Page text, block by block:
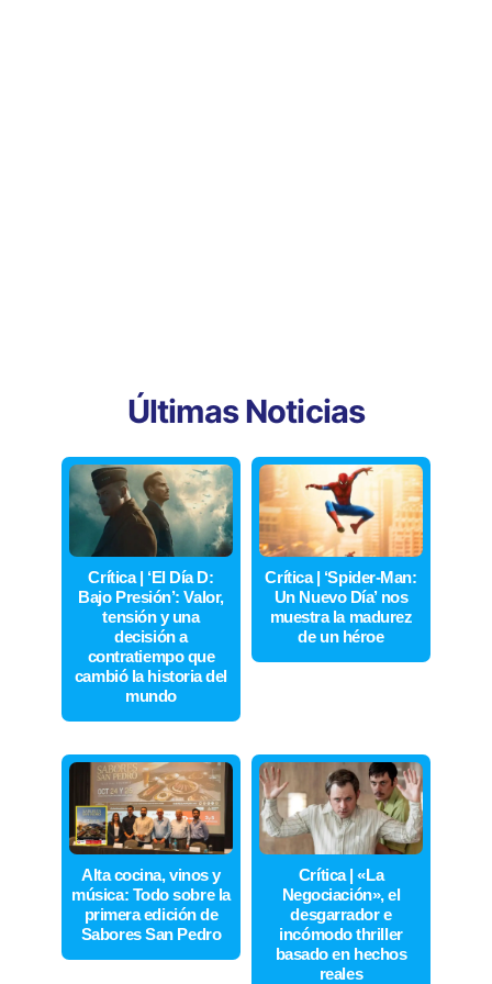
Últimas Noticias
Crítica | ‘El Día D:
Bajo Presión’: Valor,
tensión y una
decisión a
contratiempo que
cambió la historia del
mundo
Crítica | ‘Spider-Man:
Un Nuevo Día’ nos
muestra la madurez
de un héroe
Alta cocina, vinos y
música: Todo sobre la
primera edición de
Sabores San Pedro
Crítica | «La
Negociación», el
desgarrador e
incómodo thriller
basado en hechos
reales